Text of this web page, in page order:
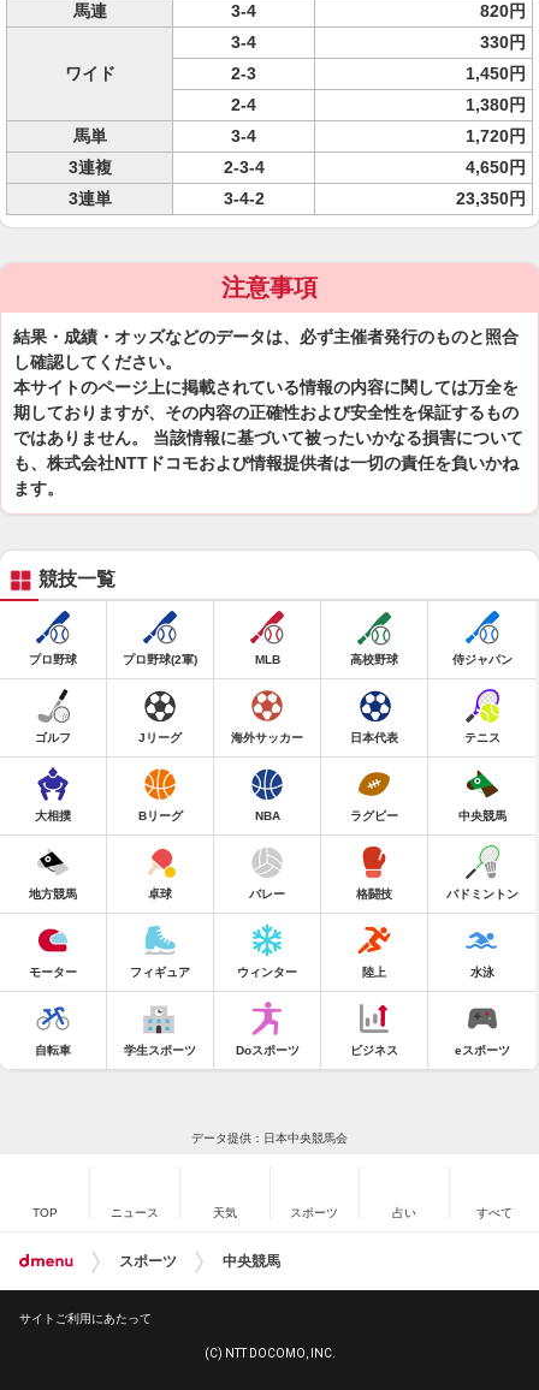
馬連
3-4 820円
ワイド
3-4
330円
2-3
1,450円
2-4
1,380円
馬単
3-4
1,720円
3連複
2-3-4
4,650円
3連単
3-4-2 23,350円
注意事項
結果・成績・オッズなどのデータは、必ず主催者発行のものと照合
し確認してください。
本サイトのページ上に掲載されている情報の内容に関しては万全を
期しておりますが、その内容の正確性および安全性を保証するもの
ではありません。 当該情報に基づいて被ったいかなる損害について
も、株式会社NTTドコモおよび情報提供者は一切の責任を負いかね
ます。
競技一覧
プロ野球 プロ野球(2軍) MLB 高校野球 侍ジャパン
ゴルフ Jリーグ 海外サッカー 日本代表 テニス
大相撲 Bリーグ NBA ラグビー 中央競馬
地方競馬 卓球 バレー 格闘技 バドミントン
モーター フィギュア ウィンター 陸上 水泳
自転車 学生スポーツ Doスポーツ ビジネス eスポーツ
データ提供：日本中央競馬会
TOP ニュース 天気 スポーツ 占い すべて
スポーツ 中央競馬
サイトご利用にあたって
(C) NTT DOCOMO, INC.